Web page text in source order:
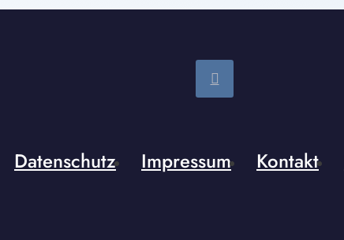
Datenschutz Impressum Kontakt